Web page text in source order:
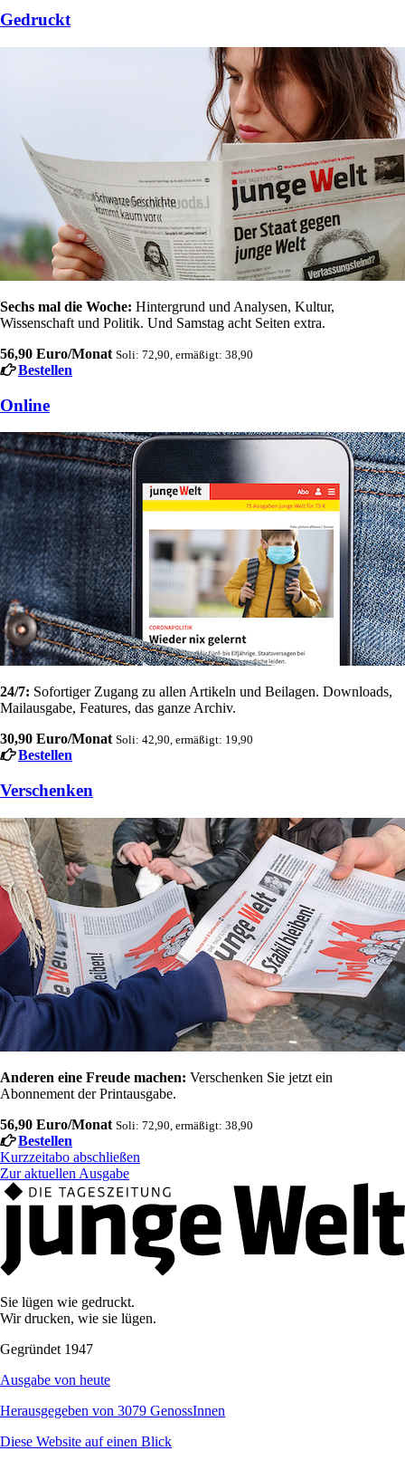
Gedruckt
Sechs mal die Woche: Hintergrund und Analysen, Kultur,
Wissenschaft und Politik. Und Samstag acht Seiten extra.
56,90 Euro/Monat Soli: 72,90, ermäßigt: 38,90
Bestellen
Online
24/7: Sofortiger Zugang zu allen Artikeln und Beilagen. Downloads,
Mailausgabe, Features, das ganze Archiv.
30,90 Euro/Monat Soli: 42,90, ermäßigt: 19,90
Bestellen
Verschenken
Anderen eine Freude machen: Verschenken Sie jetzt ein
Abonnement der Printausgabe.
56,90 Euro/Monat Soli: 72,90, ermäßigt: 38,90
Bestellen
Kurzzeitabo abschließen
Zur aktuellen Ausgabe
Sie lügen wie gedruckt.
Wir drucken, wie sie lügen.
Gegründet 1947
Ausgabe von heute
Herausgegeben von 3079 GenossInnen
Diese Website auf einen Blick